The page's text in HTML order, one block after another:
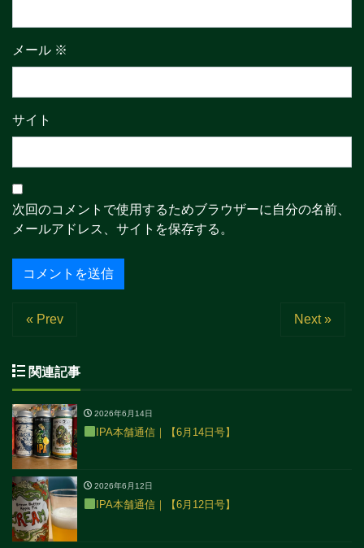
メール ※
サイト
次回のコメントで使用するためブラウザーに自分の名前、
メールアドレス、サイトを保存する。
« Prev Next »
関連記事
2026年6月14日
IPA本舗通信｜【6月14日号】
2026年6月12日
IPA本舗通信｜【6月12日号】